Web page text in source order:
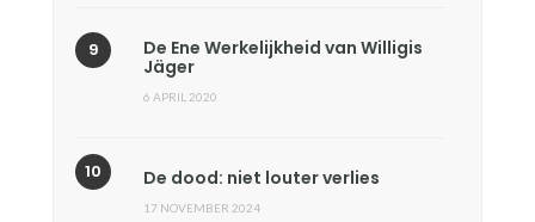
De Ene Werkelijkheid van Willigis
Jäger
6 APRIL 2020
De dood: niet louter verlies
17 NOVEMBER 2024